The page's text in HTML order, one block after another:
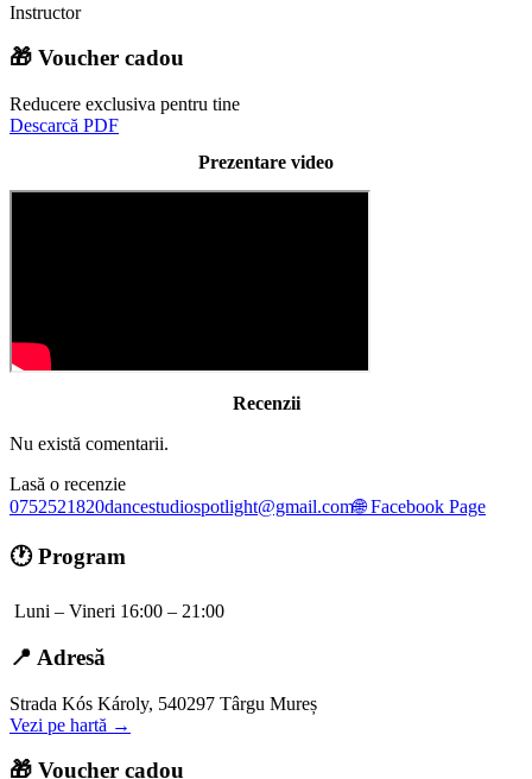
Instructor
🎁 Voucher cadou
Reducere exclusiva pentru tine
Descarcă PDF
Prezentare video
Recenzii
Nu există comentarii.
Lasă o recenzie
0752521820dancestudiospotlight@gmail.com🌐 Facebook Page
🕐 Program
Luni – Vineri 16:00 – 21:00
📍 Adresă
Strada Kós Károly, 540297 Târgu Mureș
Vezi pe hartă →
🎁 Voucher cadou